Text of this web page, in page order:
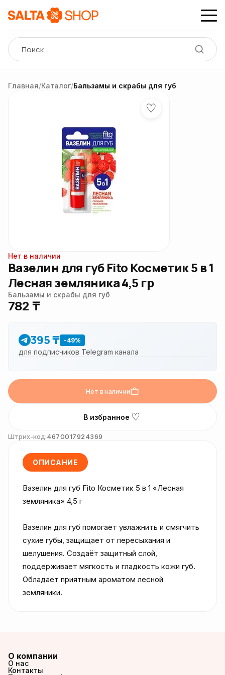
Главная/Каталог/Бальзамы и скрабы для губ
♡
Нет в наличии
Вазелин для губ Fito Косметик 5 в 1
Лесная земляника 4,5 гр
Бальзамы и скрабы для губ
782 ₸
395 ₸ -49%
для подписчиков Telegram канала
Нет в наличии
В избранное ♡
Штрих-код:4670017924369
ОПИСАНИЕ
Вазелин для губ Fito Косметик 5 в 1 «Лесная
земляника» 4,5 г
Вазелин для губ помогает увлажнить и смягчить
сухие губы, защищает от пересыхания и
шелушения. Создаёт защитный слой,
поддерживает мягкость и гладкость кожи губ.
Обладает приятным ароматом лесной
земляники.
О компании
О нас
Контакты